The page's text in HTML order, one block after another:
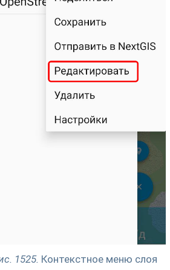
1525. Контекстное меню слоя